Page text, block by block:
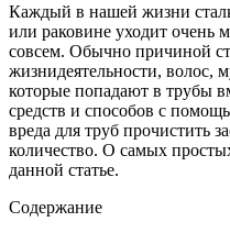
Каждый в нашей жизни
или раковине уходит очень
совсем. Обычно причиной
жизнидеятельности, волос,
которые попадают в трубы
средств и способов с
вреда для труб прочистить
количество. О самых
данной статье.
Содержание